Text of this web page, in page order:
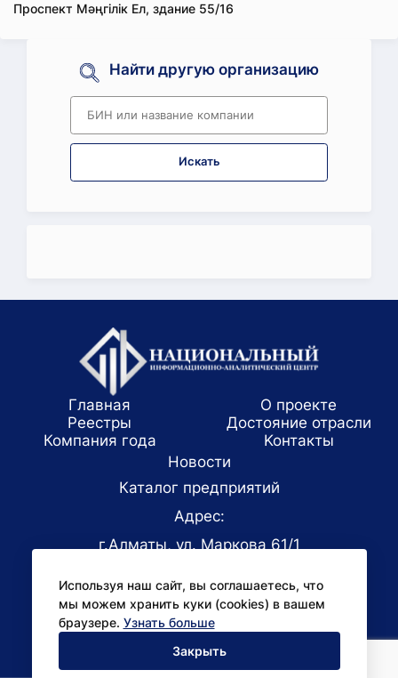
Проспект Мәңгілік Ел, здание 55/16
Найти другую организацию
Искать
Используя наш сайт, вы соглашаетесь, что
мы можем хранить куки (cookies) в вашем
браузере. Узнать больше
Закрыть
Главная
О проекте
Реестры
Достояние отрасли
Компания года
Koнтaкты
Новости
Каталог предприятий
Адрес:
г.Алматы, ул. Маркова 61/1
office@niac.kz
Для СМИ:
pr@niac.kz